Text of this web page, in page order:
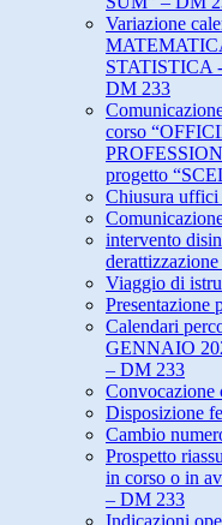
Variazione
STATISTICA
DM 233
corso
progetto
Chiusura uffici
intervento
Viaggio di
Presentazione
Calendari
GENNAIO
– DM 233
Convocazione
Disposizione
Cambio
Prospetto
in corso o in
– DM 233